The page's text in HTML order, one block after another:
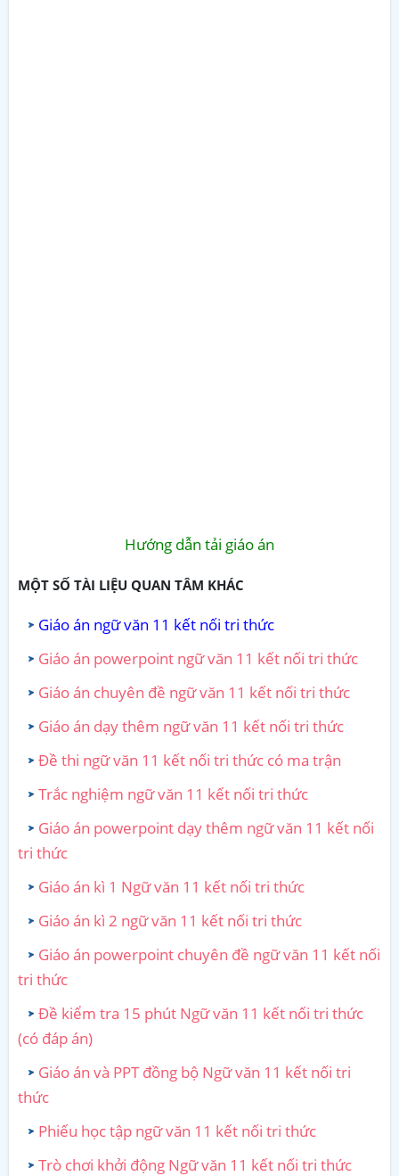
Hướng dẫn tải giáo án
MỘT SỐ TÀI LIỆU QUAN TÂM KHÁC
Giáo án ngữ văn 11 kết nối tri thức
Giáo án powerpoint ngữ văn 11 kết nối tri thức
Giáo án chuyên đề ngữ văn 11 kết nối tri thức
Giáo án dạy thêm ngữ văn 11 kết nối tri thức
Đề thi ngữ văn 11 kết nối tri thức có ma trận
Trắc nghiệm ngữ văn 11 kết nối tri thức
Giáo án powerpoint dạy thêm ngữ văn 11 kết nối
tri thức
Giáo án kì 1 Ngữ văn 11 kết nối tri thức
Giáo án kì 2 ngữ văn 11 kết nối tri thức
Giáo án powerpoint chuyên đề ngữ văn 11 kết nối
tri thức
Đề kiểm tra 15 phút Ngữ văn 11 kết nối tri thức
(có đáp án)
Giáo án và PPT đồng bộ Ngữ văn 11 kết nối tri
thức
Phiếu học tập ngữ văn 11 kết nối tri thức
Trò chơi khởi động Ngữ văn 11 kết nối tri thức